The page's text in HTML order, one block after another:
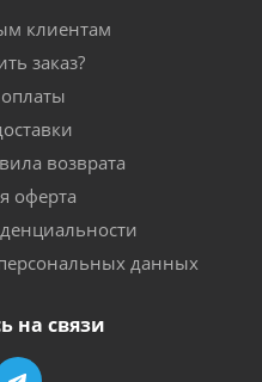
клиентам
заказ?
возврата
оферта
данных
на связи